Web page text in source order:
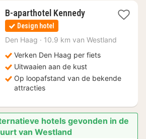
B-aparthotel Kennedy1
€
Design hotel
Den Haag · 10.9 km van Westland
Verken Den Haag per fiets
Uitwaaien aan de kust
Op loopafstand van de bekende
attracties
hotels gevonden in de
van Westland